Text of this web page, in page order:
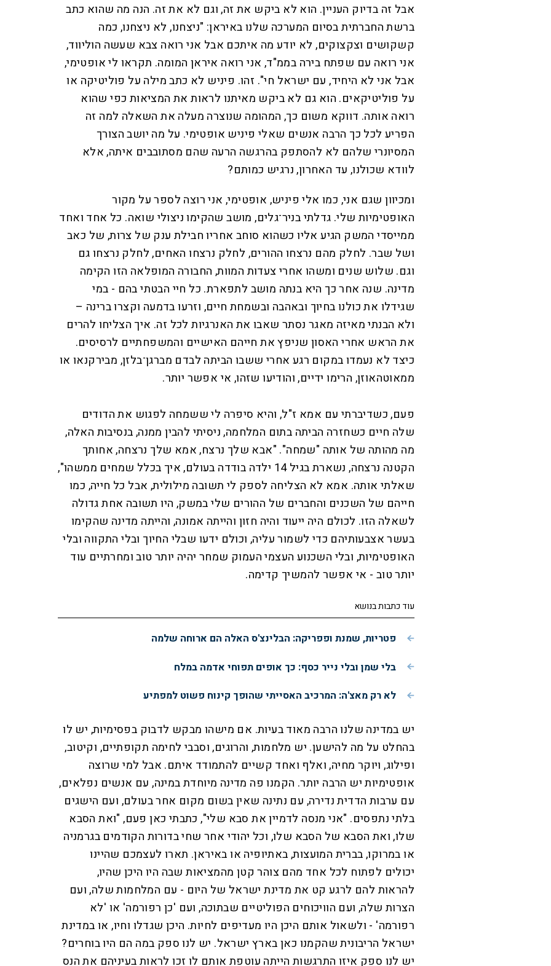
אבל זה בדיוק העניין. הוא לא ביקש את זה, וגם לא את זה. הנה מה שהוא כתב
ברשת החברתית בסיום המערכה שלנו באיראן: "ניצחנו, לא ניצחנו, כמה
קשקושים וצקצוקים, לא יודע מה איתכם אבל אני רואה צבא שעשה הוליווד,
אני רואה עם שפתח בירה בממ"ד, אני רואה איראן המומה. תקראו לי אופטימי,
אבל אני לא היחיד, עם ישראל חי". זהו. פיניש לא כתב מילה על פוליטיקה או
על פוליטיקאים. הוא גם לא ביקש מאיתנו לראות את המציאות כפי שהוא
רואה אותה. דווקא משום כך, המהומה שנוצרה מעלה את השאלה למה זה
הפריע לכל כך הרבה אנשים שאלי פיניש אופטימי. על מה יושב הצורך
המסיונרי שלהם לא להסתפק בהרגשה הרעה שהם מסתובבים איתה, אלא
לוודא שכולנו, עד האחרון, נרגיש כמותם?
ומכיוון שגם אני, כמו אלי פיניש, אופטימי, אני רוצה לספר על מקור
האופטימיות שלי. גדלתי בניר־גלים, מושב שהקימו ניצולי שואה. כל אחד ואחד
ממייסדי המשק הגיע אליו כשהוא סוחב אחריו חבילת ענק של צרות, של כאב
ושל שבר. לחלק מהם נרצחו ההורים, לחלק נרצחו האחים, לחלק נרצחו גם
וגם. שלוש שנים ומשהו אחרי צעדות המוות, החבורה המופלאה הזו הקימה
מדינה. שנה אחר כך היא בנתה מושב לתפארת. כל חיי הבטתי בהם - במי
שגידלו את כולנו בחיוך ובאהבה ובשמחת חיים, וזרעו בדמעה וקצרו ברינה –
ולא הבנתי מאיזה מאגר נסתר שאבו את האנרגיות לכל זה. איך הצליחו להרים
את הראש אחרי האסון שניפץ את חייהם האישיים והמשפחתיים לרסיסים.
כיצד לא נעמדו במקום רגע אחרי ששבו הביתה לבדם מברגן־בלזן, מבירקנאו או
ממאוטהאוזן, הרימו ידיים, והודיעו שזהו, אי אפשר יותר.
פעם, כשדיברתי עם אמא ז"ל, והיא סיפרה לי ששמחה לפגוש את הדודים
שלה חיים כשחזרה הביתה בתום המלחמה, ניסיתי להבין ממנה, בנסיבות האלה,
מה מהותה של אותה "שמחה". "אבא שלך נרצח, אמא שלך נרצחה, אחותך
הקטנה נרצחה, נשארת בגיל 14 ילדה בודדה בעולם, איך בכלל שמחים ממשהו",
שאלתי אותה. אמא לא הצליחה לספק לי תשובה מילולית, אבל כל חייה, כמו
חייהם של השכנים והחברים של ההורים שלי במשק, היו תשובה אחת גדולה
לשאלה הזו. לכולם היה ייעוד והיה חזון והייתה אמונה, והייתה מדינה שהקימו
בעשר אצבעותיהם כדי לשמור עליה, וכולם ידעו שבלי החיוך ובלי התקווה ובלי
האופטימיות, ובלי השכנוע העצמי העמוק שמחר יהיה יותר טוב ומחרתיים עוד
יותר טוב - אי אפשר להמשיך קדימה.
עוד כתבות בנושא
פטריות, שמנת ופפריקה: הבלינצ'ס האלה הם ארוחה שלמה
בלי שמן ובלי נייר כסף: כך אופים תפוחי אדמה במלח
לא רק מאצ'ה: המרכיב האסייתי שהופך קינוח פשוט למפתיע
יש במדינה שלנו הרבה מאוד בעיות. אם מישהו מבקש לדבוק בפסימיות, יש לו
בהחלט על מה להישען. יש מלחמות, והרוגים, וסבבי לחימה תקופתיים, וקיטוב,
ופילוג, ויוקר מחיה, ואלף ואחד קשיים להתמודד איתם. אבל למי שרוצה
אופטימיות יש הרבה יותר. הקמנו פה מדינה מיוחדת במינה, עם אנשים נפלאים,
עם ערבות הדדית נדירה, עם נתינה שאין בשום מקום אחר בעולם, ועם הישגים
בלתי נתפסים. "אני מנסה לדמיין את סבא שלי", כתבתי כאן פעם, "ואת הסבא
שלו, ואת הסבא של הסבא שלו, וכל יהודי אחר שחי בדורות הקודמים בגרמניה
או במרוקו, בברית המועצות, באתיופיה או באיראן. תארו לעצמכם שהיינו
יכולים לפתוח לכל אחד מהם צוהר קטן מהמציאות שבה היו היכן שהיו,
להראות להם לרגע קט את מדינת ישראל של היום - עם המלחמות שלה, ועם
הצרות שלה, ועם הוויכוחים הפוליטיים שבתוכה, ועם 'כן רפורמה' או 'לא
רפורמה' - ולשאול אותם היכן היו מעדיפים לחיות. היכן שגדלו וחיו, או במדינת
ישראל הריבונית שהקמנו כאן בארץ ישראל. יש לנו ספק במה הם היו בוחרים?
יש לנו ספק איזו התרגשות הייתה עוטפת אותם לו זכו לראות בעיניהם את הנס